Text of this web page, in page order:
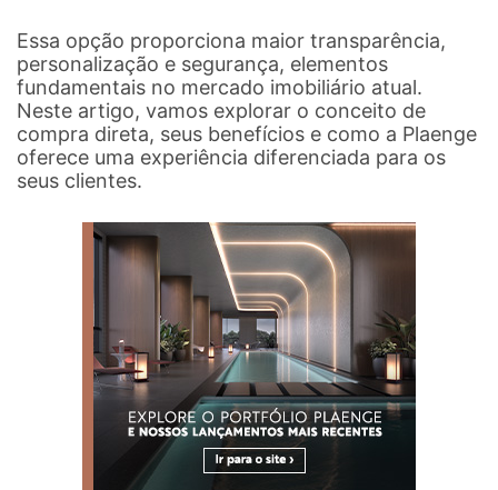
Essa opção proporciona maior transparência,
personalização e segurança, elementos
fundamentais no mercado imobiliário atual.
Neste artigo, vamos explorar o conceito de
compra direta, seus benefícios e como a Plaenge
oferece uma experiência diferenciada para os
seus clientes.